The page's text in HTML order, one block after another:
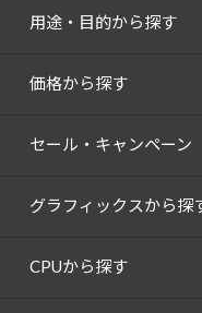
用途・目的から探す
価格から探す
セール・キャンペーン
グラフィックスから探
CPUから探す